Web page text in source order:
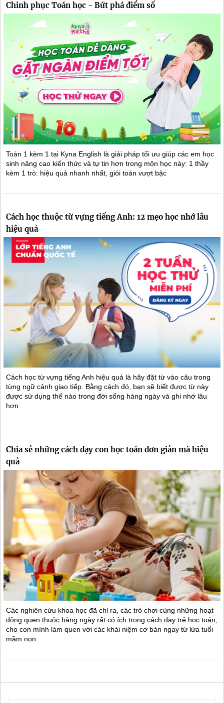
Chinh phục Toán học - Bứt phá điểm số
Toán 1 kèm 1 tại Kyna English là giải pháp tối ưu giúp các em học
sinh nâng cao kiến thức và tự tin hơn trong môn học này: 1 thầy
kèm 1 trò: hiệu quả nhanh nhất, giỏi toán vượt bậc
Cách học thuộc từ vựng tiếng Anh: 12 mẹo học nhớ lâu
hiệu quả
Cách học từ vựng tiếng Anh hiệu quả là hãy đặt từ vào câu trong
từng ngữ cảnh giao tiếp. Bằng cách đó, bạn sẽ biết được từ này
được sử dụng thế nào trong đời sống hàng ngày và ghi nhớ lâu
hơn.
Chia sẻ những cách dạy con học toán đơn giản mà hiệu
quả
Các nghiên cứu khoa học đã chỉ ra, các trò chơi cùng những hoạt
động quen thuộc hàng ngày rất có ích trong cách dạy trẻ học toán,
cho con mình làm quen với các khái niệm cơ bản ngay từ lứa tuổi
mầm non.